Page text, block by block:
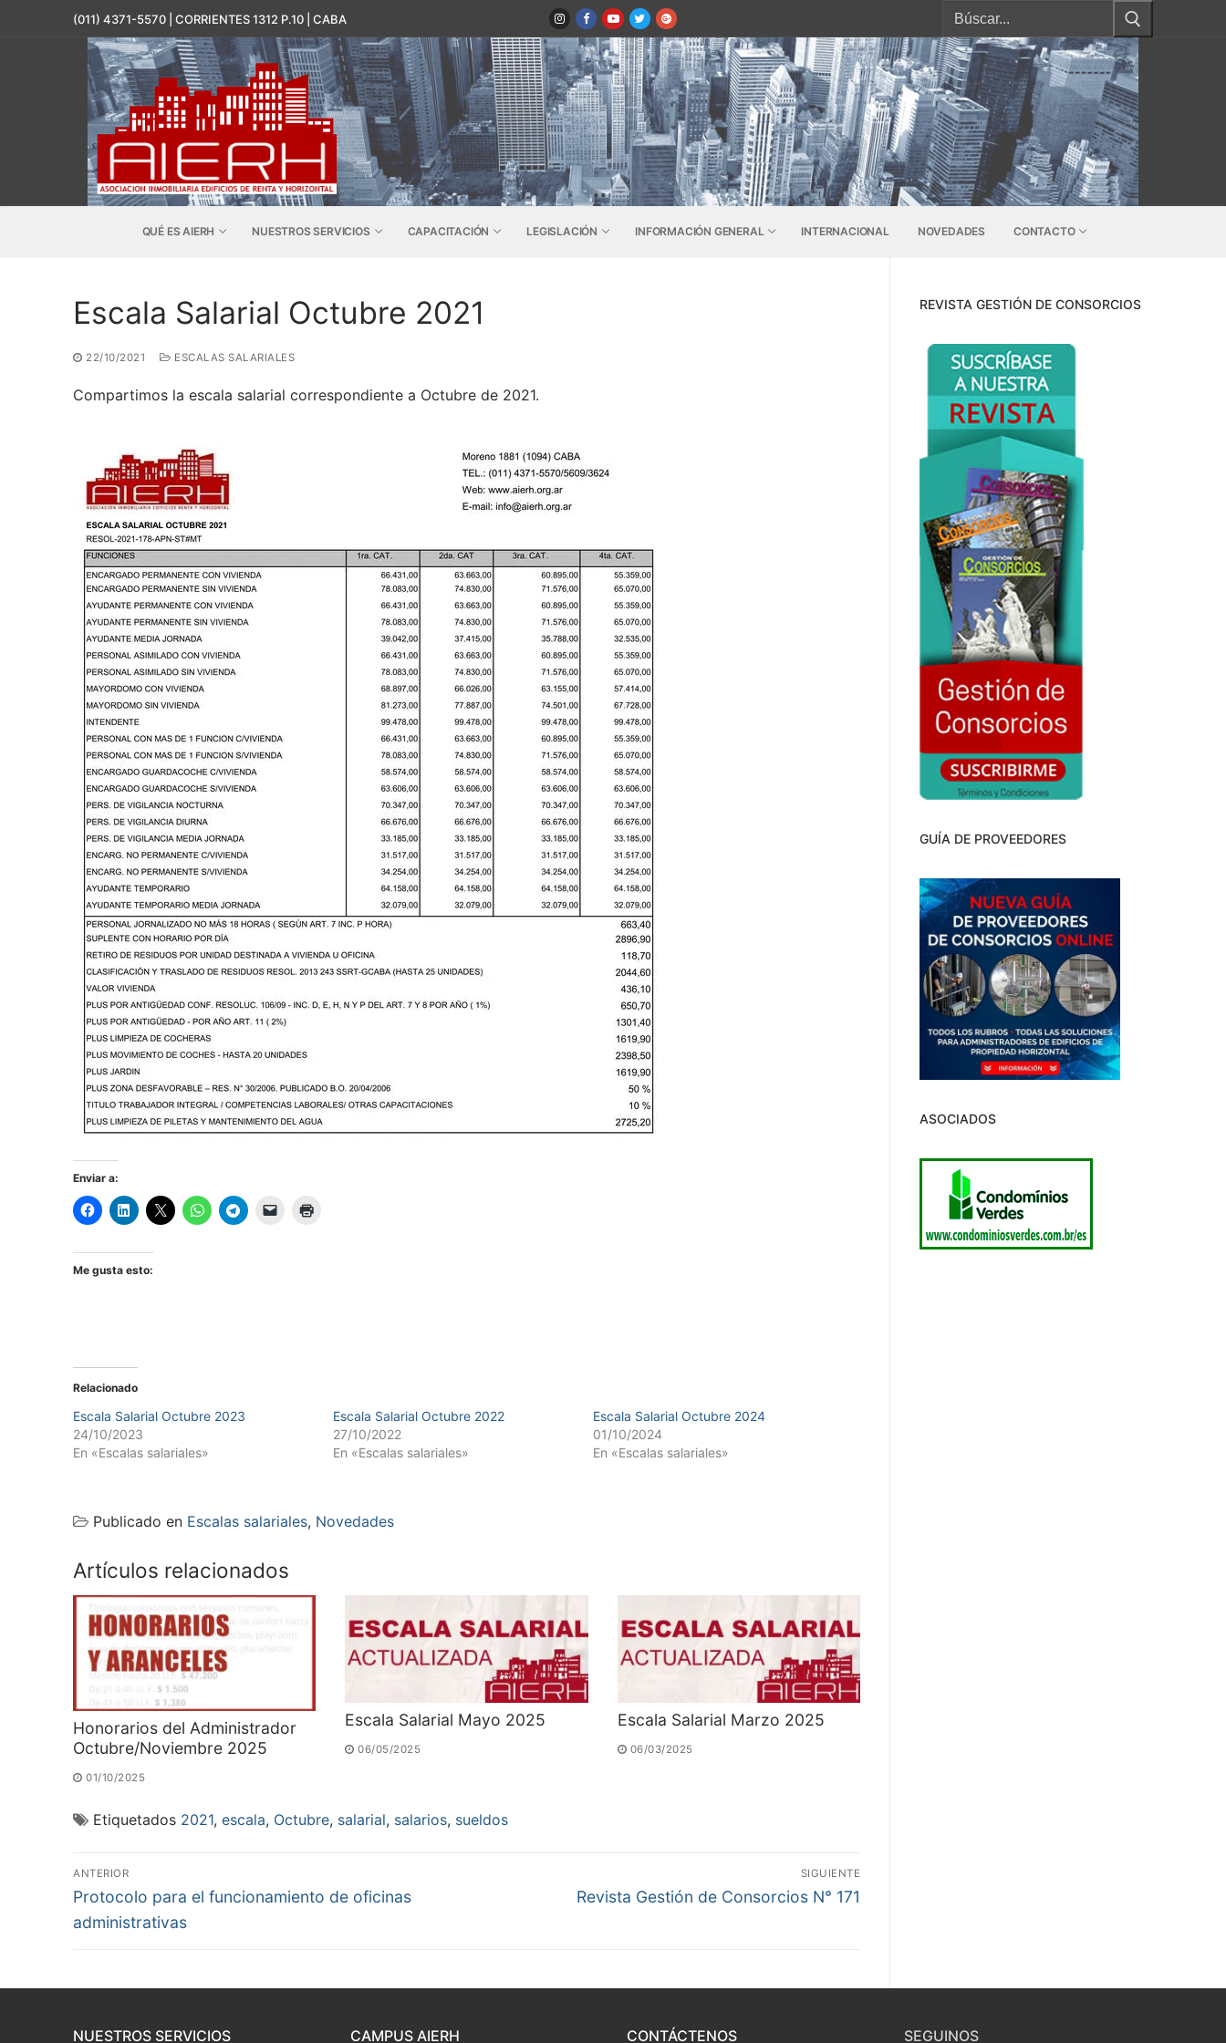
(011) 4371-5570 | CORRIENTES 1312 P.10 | CABA
QUÉ ES AIERH NUESTROS SERVICIOS CAPACITACIÓN LEGISLACIÓN INFORMACIÓN GENERAL INTERNACIONAL NOVEDADES CONTACTO
Escala Salarial Octubre 2021
22/10/2021 ESCALAS SALARIALES
Compartimos la escala salarial correspondiente a Octubre de 2021.
Enviar a:
Me gusta esto:
Relacionado
Escala Salarial Octubre 2023
24/10/2023
En «Escalas salariales»
Escala Salarial Octubre 2022
27/10/2022
En «Escalas salariales»
Escala Salarial Octubre 2024
01/10/2024
En «Escalas salariales»
Publicado en Escalas salariales, Novedades
Artículos relacionados
Honorarios del Administrador
Octubre/Noviembre 2025
01/10/2025
Escala Salarial Mayo 2025
06/05/2025
Escala Salarial Marzo 2025
06/03/2025
Etiquetados 2021, escala, Octubre, salarial, salarios, sueldos
Navegación
de
entradas
ANTERIOR
Entrada
anterior:
Protocolo para el funcionamiento de oficinas
administrativas
SIGUIENTE
Entrada
Revista Gestión de Consorcios N° 171
REVISTA GESTIÓN DE CONSORCIOS
GUÍA DE PROVEEDORES
ASOCIADOS
NUESTROS SERVICIOS CAMPUS AIERH CONTÁCTENOS SEGUINOS